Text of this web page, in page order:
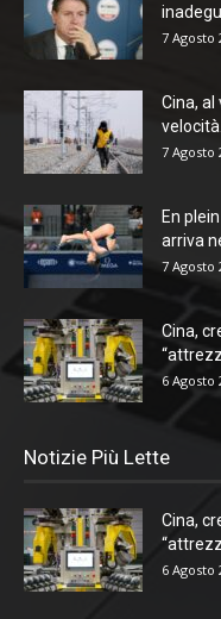
7 Agosto
Cina,
velocità...
7 Agosto
En
arriva
7 Agosto
Cina,
6 Agosto
Notizie Più Lette
Cina,
6 Agosto